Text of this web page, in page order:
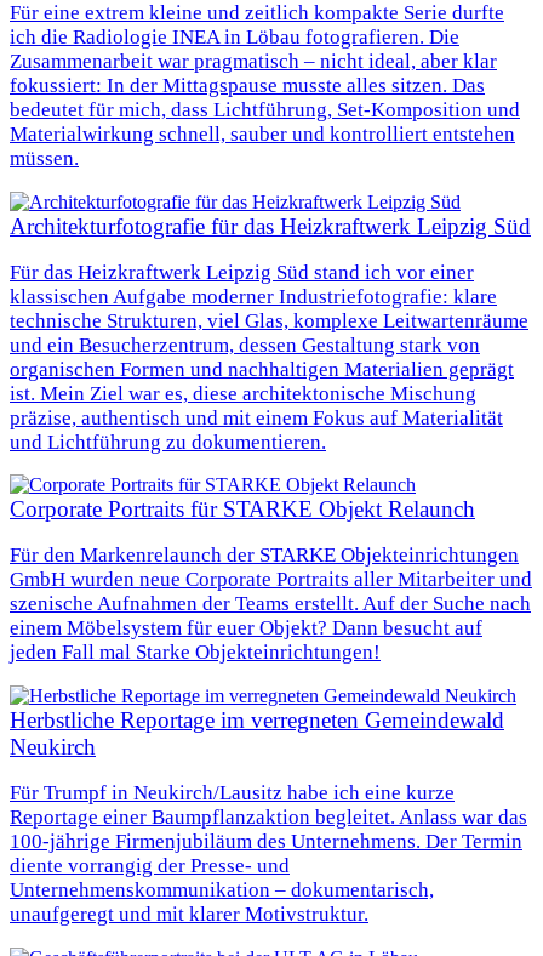
Für eine extrem kleine und zeitlich kompakte Serie durfte
ich die Radiologie INEA in Löbau fotografieren. Die
Zusammenarbeit war pragmatisch – nicht ideal, aber klar
fokussiert: In der Mittagspause musste alles sitzen. Das
bedeutet für mich, dass Lichtführung, Set-Komposition und
Materialwirkung schnell, sauber und kontrolliert entstehen
müssen.
Architekturfotografie für das Heizkraftwerk Leipzig Süd
Für das Heizkraftwerk Leipzig Süd stand ich vor einer
klassischen Aufgabe moderner Industriefotografie: klare
technische Strukturen, viel Glas, komplexe Leitwartenräume
und ein Besucherzentrum, dessen Gestaltung stark von
organischen Formen und nachhaltigen Materialien geprägt
ist. Mein Ziel war es, diese architektonische Mischung
präzise, authentisch und mit einem Fokus auf Materialität
und Lichtführung zu dokumentieren.
Corporate Portraits für STARKE Objekt Relaunch
Für den Markenrelaunch der STARKE Objekteinrichtungen
GmbH wurden neue Corporate Portraits aller Mitarbeiter und
szenische Aufnahmen der Teams erstellt. Auf der Suche nach
einem Möbelsystem für euer Objekt? Dann besucht auf
jeden Fall mal Starke Objekteinrichtungen!
Herbstliche Reportage im verregneten Gemeindewald
Neukirch
Für Trumpf in Neukirch/Lausitz habe ich eine kurze
Reportage einer Baumpflanzaktion begleitet. Anlass war das
100‑jährige Firmenjubiläum des Unternehmens. Der Termin
diente vorrangig der Presse- und
Unternehmenskommunikation – dokumentarisch,
unaufgeregt und mit klarer Motivstruktur.